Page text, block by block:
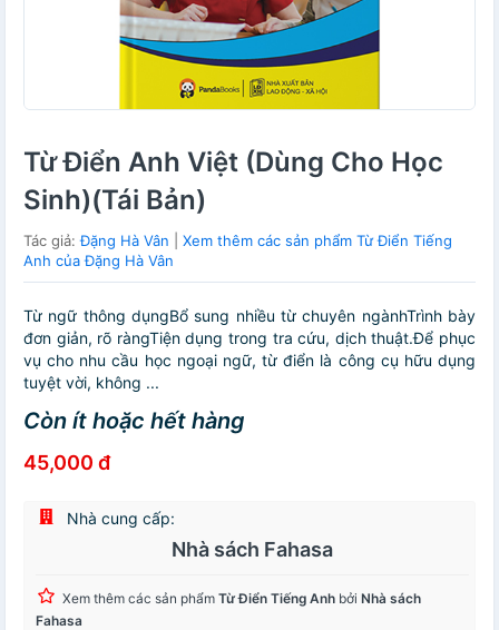
Từ Điển Anh Việt (Dùng Cho Học
Sinh)(Tái Bản)
Tác giả:Đặng Hà Vân
Xem thêm các sản phẩm Từ Điển Tiếng
Anh của Đặng Hà Vân
Từ ngữ thông dụngBổ sung nhiều từ chuyên ngànhTrình bày
đơn giản, rõ ràngTiện dụng trong tra cứu, dịch thuật.Để phục
vụ cho nhu cầu học ngoại ngữ, từ điển là công cụ hữu dụng
tuyệt vời, không ...
Còn ít hoặc hết hàng
45,000 đ
Nhà cung cấp:
Nhà sách Fahasa
Xem thêm các sản phẩm Từ Điển Tiếng Anh bởi Nhà sách
Fahasa